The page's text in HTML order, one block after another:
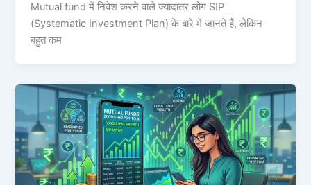
Mutual fund में निवेश करने वाले ज्यादातर लोग SIP
(Systematic Investment Plan) के बारे में जानते हैं, लेकिन
बहुत कम